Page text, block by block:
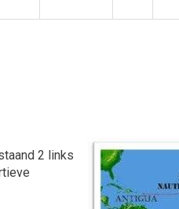
2 links